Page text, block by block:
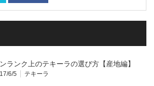
ランク上のテキーラの選び方【産地編】
6/5 テキーラ